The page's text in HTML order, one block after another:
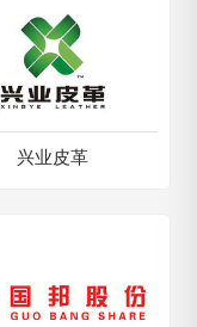
兴业皮革